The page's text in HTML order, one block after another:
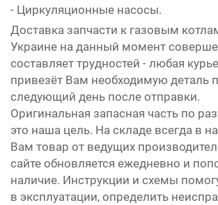
- Циркуляционные насосы.
Доставка запчасти к газовым
Украине на данный момент
составляет трудностей - любая
привезёт Вам необходимую деталь
следующий день после отправки.
Оригинальная запасная часть по
это наша цель. На складе всегда в
Вам товар от ведущих
сайте обновляется ежедневно и
наличие. Инструкции и схемы
в эксплуатации, определить